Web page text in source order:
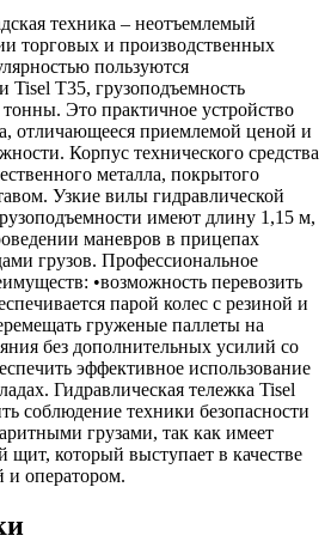
техника – неотъемлемый
торговых и производственных
пользуются
Tisel T35, грузоподъемность
тонны. Это практичное устройство
отличающееся приемлемой ценой и
Корпус технического средства
металла, покрытого
Узкие вилы гидравлической
имеют длину 1,15 м,
маневров в прицепах
грузов. Профессиональное
•возможность перевозить
парой колес с резиной и
груженые паллеты на
без дополнительных усилий со
эффективное использование
Гидравлическая тележка Tisel
соблюдение техники безопасности
грузами, так как имеет
который выступает в качестве
и оператором.